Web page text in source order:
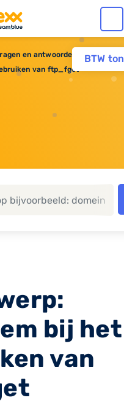
BTW
en antwoorden
van ftp_fget
bij het
van